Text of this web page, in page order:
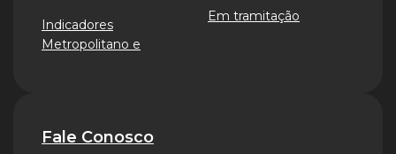
Indicadores
Metropolitano e
Em tramitação
Fale Conosco